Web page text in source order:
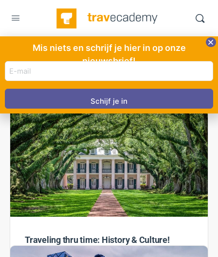
Maand:maart 2023
Traveling thru time: History & Culture!
Mis niets en schrijf je hier in op onze
nieuwsbrief!
E-
mail
adres